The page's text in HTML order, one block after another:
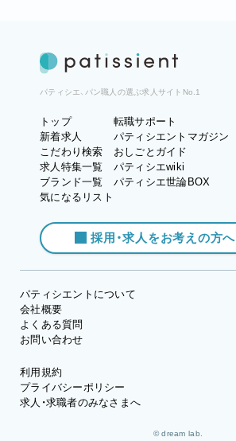
パティシエ、パン職人の選ぶ求人サイトNo.1
トップ
新着求人
こだわり検索
求人特集一覧
ブランド一覧
気になるリスト
転職サポート
パティシエントマガジン
おしごとガイド
パティシエwiki
パティシエ世論BOX
採用・求人をお考えの方へ
パティシエントについて
会社概要
よくある質問
お問い合わせ
利用規約
プライバシーポリシー
求人・求職者のみなさまへ
© dream lab.